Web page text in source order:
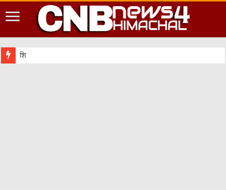
शिमला शहर में आपदा की दृष्टि से संव